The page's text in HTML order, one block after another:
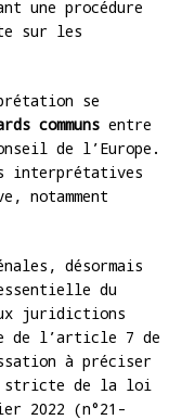
une procédure
sur les
se
communs entre
de l’Europe.
interprétatives
notamment
désormais
essentielle du
juridictions
de l’article 7 de
à préciser
stricte de la loi
2022 (n°21-